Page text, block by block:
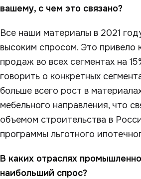
вашему, с чем это связано?
Все наши материалы в 2021
высоким спросом. Это привело
продаж во всех сегментах на
говорить о конкретных
больше всего рост в
мебельного направления, что
объемом строительства в
программы льготного
В каких отраслях
наибольший спрос?